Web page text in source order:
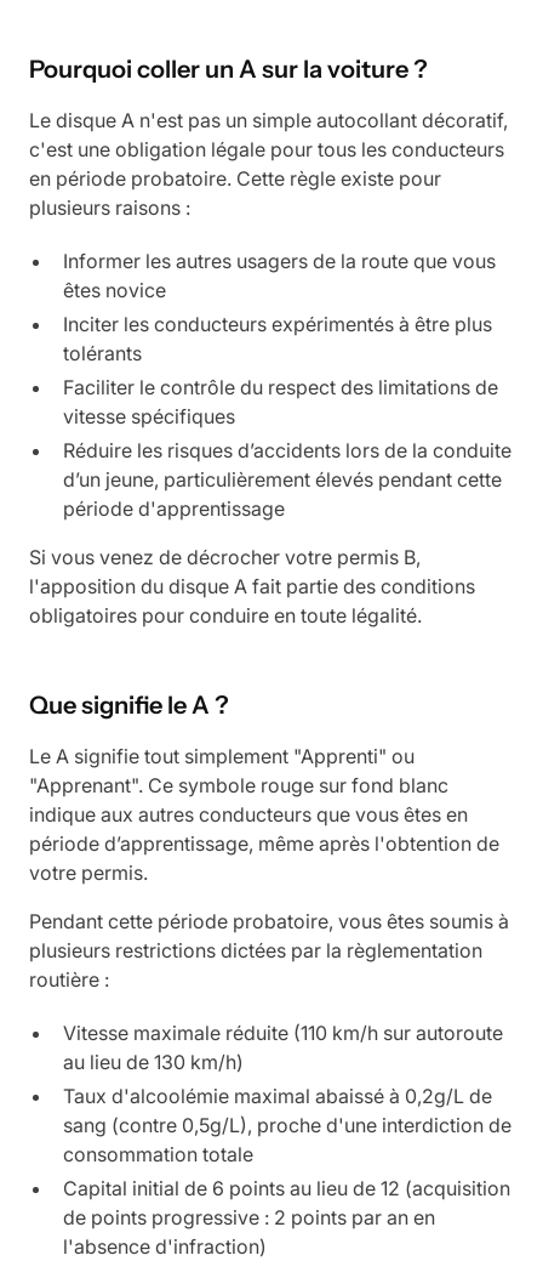
Pourquoi coller un A sur la voiture ?
Le disque A n'est pas un simple autocollant décoratif,
c'est une obligation légale pour tous les conducteurs
en période probatoire. Cette règle existe pour
plusieurs raisons :
Informer les autres usagers de la route que vous
êtes novice
Inciter les conducteurs expérimentés à être plus
tolérants
Faciliter le contrôle du respect des limitations de
vitesse spécifiques
Réduire les risques d’accidents lors de la conduite
d’un jeune, particulièrement élevés pendant cette
période d'apprentissage
Si vous venez de décrocher votre permis B,
l'apposition du disque A fait partie des conditions
obligatoires pour conduire en toute légalité.
Que signifie le A ?
Le A signifie tout simplement "Apprenti" ou
"Apprenant". Ce symbole rouge sur fond blanc
indique aux autres conducteurs que vous êtes en
période d’apprentissage, même après l'obtention de
votre permis.
Pendant cette période probatoire, vous êtes soumis à
plusieurs restrictions dictées par la règlementation
routière :
Vitesse maximale réduite (110 km/h sur autoroute
au lieu de 130 km/h)
Taux d'alcoolémie maximal abaissé à 0,2g/L de
sang (contre 0,5g/L), proche d'une interdiction de
consommation totale
Capital initial de 6 points au lieu de 12 (acquisition
de points progressive : 2 points par an en
l'absence d'infraction)